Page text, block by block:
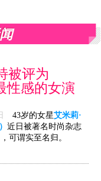
被评为
性感的女演
43岁的女星艾米莉·
近日被著名时尚杂志
可谓实至名归。